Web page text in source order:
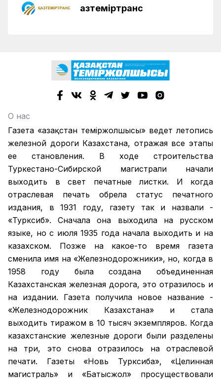
Қазтеміртранс
О нас
Газета «Қазақстан теміржолшысы» ведет летопись
железной дороги Казахстана, отражая все этапы
ее становления. В ходе строительства
Туркестано-Сибирской магистрали начали
выходить в свет печатные листки. И когда
отраслевая печать обрела статус печатного
издания, в 1931 году, газету так и назвали -
«Турксиб». Сначала она выходила на русском
языке, но с июля 1935 года начала выходить и на
казахском. Позже на какое-то время газета
сменила имя на «Железнодорожники», но, когда в
1958 году была создана объединенная
Казахстанская железная дорога, это отразилось и
на издании. Газета получила новое название -
«Железнодорожник Казахстана» и стала
выходить тиражом в 10 тысяч экземпляров. Когда
казахстанские железные дороги были разделены
на три, это снова отразилось на отраслевой
печати. Газеты «Новь Турксиба», «Целинная
магистраль» и «Батысжол» просуществовали